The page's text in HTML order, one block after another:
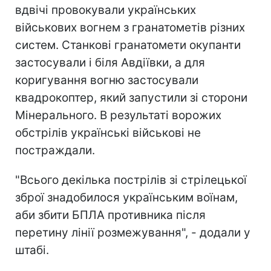
вдвічі провокували українських
військових вогнем з гранатометів різних
систем. Станкові гранатомети окупанти
застосували і біля Авдіївки, а для
коригування вогню застосували
квадрокоптер, який запустили зі сторони
Мінерального. В результаті ворожих
обстрілів українські військові не
постраждали.
"Всього декілька пострілів зі стрілецької
зброї знадобилося українським воїнам,
аби збити БПЛА противника після
перетину лінії розмежування", - додали у
штабі.